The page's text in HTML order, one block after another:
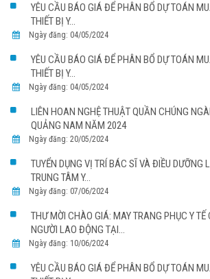
YÊU CẦU BÁO GIÁ ĐỂ PHÂN BỔ DỰ TOÁN
THIẾT BỊ Y...
Ngày đăng: 04/05/2024
YÊU CẦU BÁO GIÁ ĐỂ PHÂN BỔ DỰ TOÁN
THIẾT BỊ Y...
Ngày đăng: 04/05/2024
LIÊN HOAN NGHỆ THUẬT QUẦN CHÚNG
QUẢNG NAM NĂM 2024
Ngày đăng: 20/05/2024
TUYỂN DỤNG VỊ TRÍ BÁC SĨ VÀ ĐIỀU DƯỠNG
TRUNG TÂM Y...
Ngày đăng: 07/06/2024
THƯ MỜI CHÀO GIÁ: MAY TRANG PHỤC Y TẾ
NGƯỜI LAO ĐỘNG TẠI...
Ngày đăng: 10/06/2024
YÊU CẦU BÁO GIÁ ĐỂ PHÂN BỔ DỰ TOÁN